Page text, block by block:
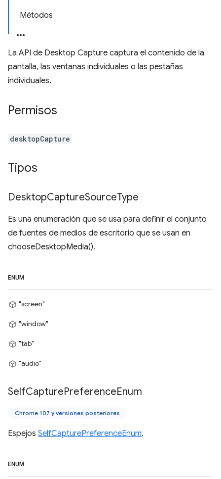
Métodos
La API de Desktop Capture captura el contenido de la
pantalla, las ventanas individuales o las pestañas
individuales.
Permisos
desktopCapture
Tipos
DesktopCaptureSourceType
Es una enumeración que se usa para definir el conjunto
de fuentes de medios de escritorio que se usan en
chooseDesktopMedia().
ENUM
"screen"
"window"
"tab"
"audio"
SelfCapturePreferenceEnum
Chrome 107 y versiones posteriores
Espejos SelfCapturePreferenceEnum.
ENUM